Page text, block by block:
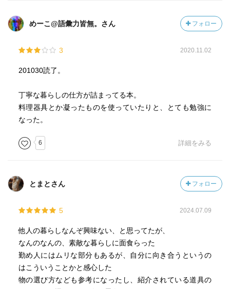
めーこ@語彙力皆無。さん フォロー
3 2020.11.02
201030読了。
丁寧な暮らしの仕方が詰まってる本。
料理器具とか凝ったものを使っていたりと、とても勉強に
なった。
6 詳細をみる
とまとさん フォロー
5 2024.07.09
他人の暮らしなんぞ興味ない、と思ってたが、
なんのなんの、素敵な暮らしに面食らった
勤め人にはムリな部分もあるが、自分に向き合うというの
はこういうことかと感心した
物の選び方なども参考になったし、紹介されている道具の